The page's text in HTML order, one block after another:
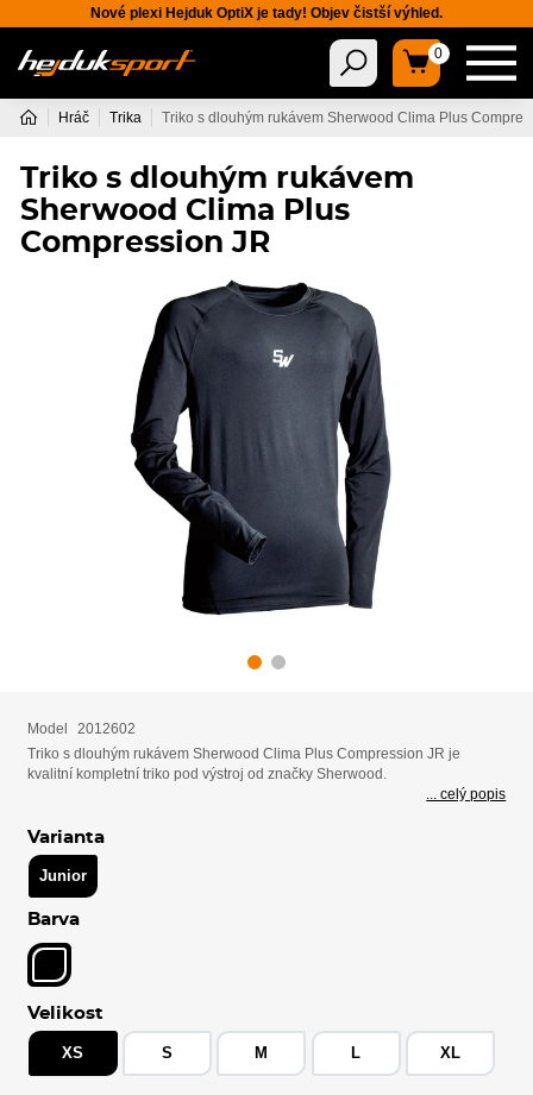
Nové plexi Hejduk OptiX je tady! Objev čistší výhled.
0
Hráč Trika Triko s dlouhým rukávem Sherwood Clima Plus
Triko s dlouhým rukávem
Sherwood Clima Plus
Compression JR
Model
2012602
Triko s dlouhým rukávem Sherwood Clima Plus Compression JR je
kvalitní kompletní triko pod výstroj od značky Sherwood.
... celý popis
Varianta
Junior
Barva
Velikost
XS S M L XL